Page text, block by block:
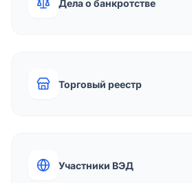
Дела о банкротстве
Торговый реестр
Участники ВЭД